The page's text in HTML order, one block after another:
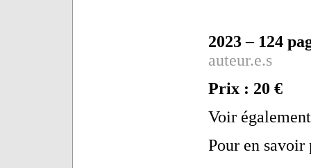
2023– 124
auteur.e.s
Prix : 20 €
Voir également
Pour en